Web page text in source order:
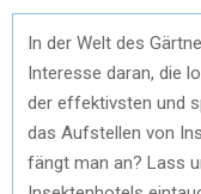
In der Welt des
Interesse daran, die
der effektivsten und
das Aufstellen von
fängt man an? Lass